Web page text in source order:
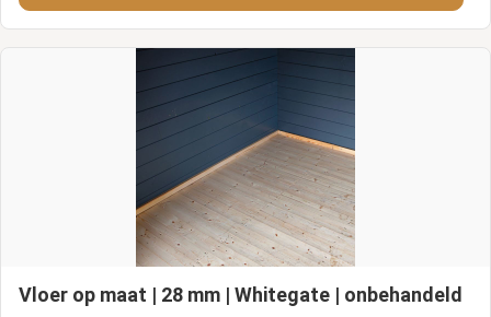
Vloer op maat | 28 mm | Whitegate | onbehandeld